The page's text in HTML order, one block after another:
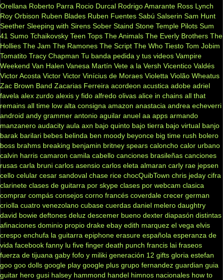
Orellana Roberto Parra Rocio Durcal Rodrigo Amarante Ross Lynch
Roy Orbison Ruben Blades Ruben Fuentes Sabú Salserin Sam Hunt
Seether Sleeping with Sirens Sober Staind Stone Temple Pilots Sum
41 Sumo Tchaikovsky Teen Tops The Animals The Everly Brothers The
Hollies The Jam The Ramones The Script The Who Tiesto Tom Jobim
Tomatito Tracy Chapman Tu banda pedida y tus videos Vampire
Weekend Van Halen Vanesa Martín Vete a la Versh Vicentico Valdés
Victor Acosta Victor Victor Vinícius de Moraes Violetta Violão Wheatus
Zac Brown Band Zacarias Ferreira acordeon acustica adobe adriel
favela alex zurdo alexis y fido alfredo olivas alice in chains all that
remains all time low alta consigna amazon anastacia andrea echeverri
android andy grammer antonio aguilar anuel aa apps armando
manzanero audacity aula axn bajo quinto bajo tierra bajo virtual banjo
barak barilari bebes belinda ben moody beyonce big time rush bolero
boss brahms breaking benjamin britney spears caloncho calor urbano
calvin harris camaron camila cabello canciones brasileñas canciones
rusas carla bruni carlos asensio carlos eleta almaran carly rae jepsen
cello celular cesar sandoval chase rice chocQuibTown chris jeday cifra
clarinete clases de guitarra por skype clases por webcam clasica
comprar compás consejos corno francés coverdale crecer german
criolla cuatro venezolano cubase cuerdas daniel melero daughtry
david bowie deftones deluz descemer bueno dexter diapasón distintas
afinaciones dominio propio drake ebay edith marquez el vega elvis
crespo enchufa la guitarra epiphone erasure española esperanza de
vida facebook fanny lu five finger death punch francis lai fraseos
fuerza de tijuana gaby fofo y miliki generación 12 gifts gloria estefan
goo goo dolls google play google plus grupo fernandez guardian guia
guitar hero gusi halsey hammond handel himnos nacionales how to